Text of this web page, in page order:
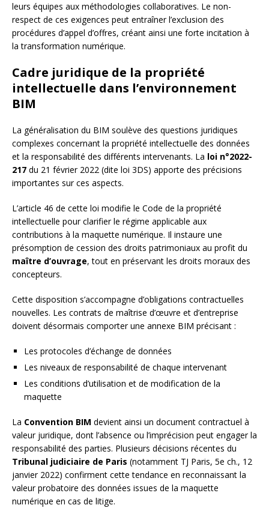
leurs équipes aux méthodologies collaboratives. Le non-
respect de ces exigences peut entraîner l’exclusion des
procédures d’appel d’offres, créant ainsi une forte incitation à
la transformation numérique.
Cadre juridique de la propriété
intellectuelle dans l’environnement
BIM
La généralisation du BIM soulève des questions juridiques
complexes concernant la propriété intellectuelle des données
et la responsabilité des différents intervenants. La loi n°2022-
217 du 21 février 2022 (dite loi 3DS) apporte des précisions
importantes sur ces aspects.
L’article 46 de cette loi modifie le Code de la propriété
intellectuelle pour clarifier le régime applicable aux
contributions à la maquette numérique. Il instaure une
présomption de cession des droits patrimoniaux au profit du
maître d’ouvrage, tout en préservant les droits moraux des
concepteurs.
Cette disposition s’accompagne d’obligations contractuelles
nouvelles. Les contrats de maîtrise d’œuvre et d’entreprise
doivent désormais comporter une annexe BIM précisant :
Les protocoles d’échange de données
Les niveaux de responsabilité de chaque intervenant
Les conditions d’utilisation et de modification de la
maquette
La Convention BIM devient ainsi un document contractuel à
valeur juridique, dont l’absence ou l’imprécision peut engager la
responsabilité des parties. Plusieurs décisions récentes du
Tribunal judiciaire de Paris (notamment TJ Paris, 5e ch., 12
janvier 2022) confirment cette tendance en reconnaissant la
valeur probatoire des données issues de la maquette
numérique en cas de litige.